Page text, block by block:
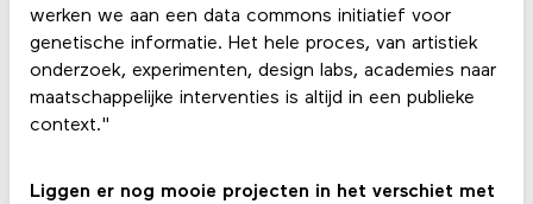
werken we aan een data commons initiatief voor
genetische informatie. Het hele proces, van artistiek
onderzoek, experimenten, design labs, academies naar
maatschappelijke interventies is altijd in een publieke
context."
Liggen er nog mooie projecten in het verschiet met